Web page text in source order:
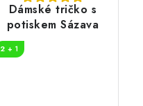
Dámské tričko s
potiskem Sázava
2 + 1